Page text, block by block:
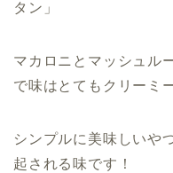
タン」
マカロニとマッシュル
で味はとてもクリーミー
シンプルに美味しいや
起される味です！